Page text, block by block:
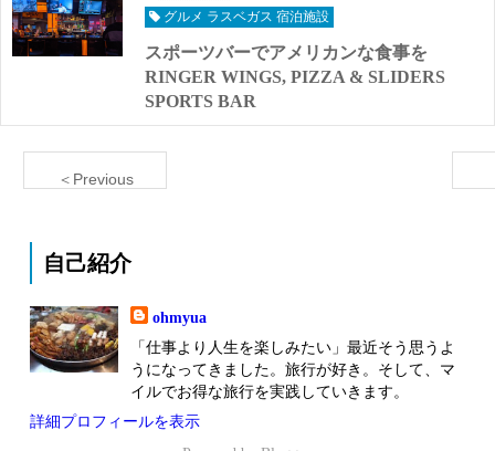
グルメ ラスベガス 宿泊施設
スポーツバーでアメリカンな食事を
RINGER WINGS, PIZZA & SLIDERS
SPORTS BAR
＜Previous
自己紹介
ohmyua
「仕事より人生を楽しみたい」最近そう思うよ
うになってきました。旅行が好き。そして、マ
イルでお得な旅行を実践していきます。
詳細プロフィールを表示